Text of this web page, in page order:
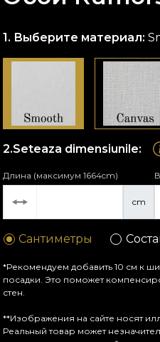
Выберите материал:
Seteaza dimensiunile:
cm
Длина (максимум 1664cm)
Сантиметры
*Рекомендуем добавить 10 см к
посадки. Это поможет
стен.
**Изображения на сайте носят
Реальный товар может